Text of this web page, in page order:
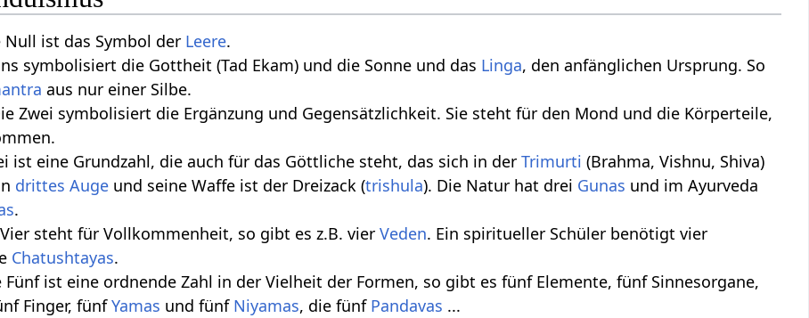
Null ist das Symbol der Leere.
symbolisiert die Gottheit (Tad Ekam) und die Sonne und das Linga, den anfänglichen Ursprung. So
aus nur einer Silbe.
Zwei symbolisiert die Ergänzung und Gegensätzlichkeit. Sie steht für den Mond und die Körperteile,
ist eine Grundzahl, die auch für das Göttliche steht, das sich in derTrimurti (Brahma, Vishnu, Shiva)
drittes Auge und seine Waffe ist der Dreizack (trishula). Die Natur hat drei Gunas und im Ayurveda
.
steht für Vollkommenheit, so gibt es z.B. vierVeden. Ein spiritueller Schüler benötigt vier
Chatushtayas.
Fünf ist eine ordnende Zahl in der Vielheit der Formen, so gibt es fünf Elemente, fünf Sinnesorgane,
Finger, fünfYamas und fünf Niyamas, die fünf Pandavas ...